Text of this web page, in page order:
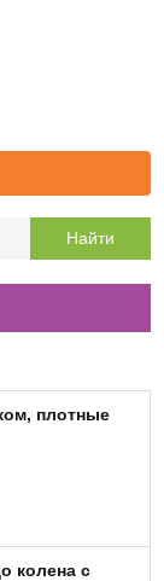
плотные
колена с